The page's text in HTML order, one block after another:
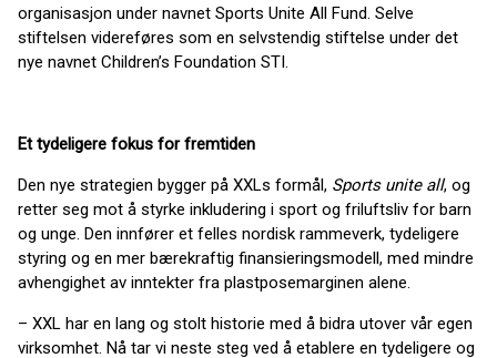
organisasjon under navnet Sports Unite All Fund. Selve
stiftelsen videreføres som en selvstendig stiftelse under det
nye navnet Children’s Foundation STI.
Et tydeligere fokus for fremtiden
Den nye strategien bygger på XXLs formål, Sports unite all, og
retter seg mot å styrke inkludering i sport og friluftsliv for barn
og unge. Den innfører et felles nordisk rammeverk, tydeligere
styring og en mer bærekraftig finansieringsmodell, med mindre
avhengighet av inntekter fra plastposemarginen alene.
– XXL har en lang og stolt historie med å bidra utover vår egen
virksomhet. Nå tar vi neste steg ved å etablere en tydeligere og